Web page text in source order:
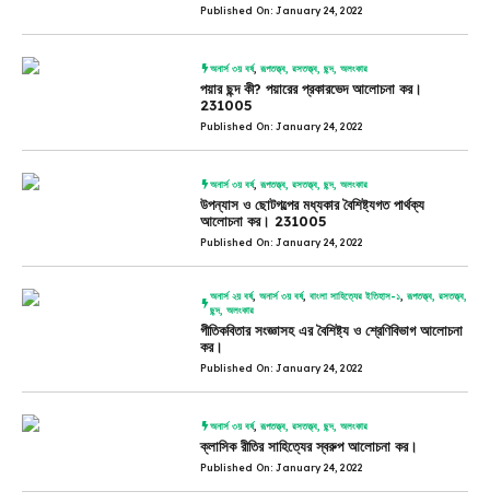
Published On: January 24, 2022
অনার্স ৩য় বর্ষ,রূপতত্ত্ব, রসতত্ত্ব, ছন্দ, অলংকার
পয়ার ছন্দ কী? পয়ারের প্রকারভেদ আলোচনা কর।
231005
Published On: January 24, 2022
অনার্স ৩য় বর্ষ,রূপতত্ত্ব, রসতত্ত্ব, ছন্দ, অলংকার
উপন্যাস ও ছোটগল্পের মধ্যকার বৈশিষ্ট্যগত পার্থক্য
আলোচনা কর। 231005
Published On: January 24, 2022
অনার্স ২য় বর্ষ,অনার্স ৩য় বর্ষ,বাংলা সাহিত্যের ইতিহাস-১ ,রূপতত্ত্ব, রসতত্ত্ব,
ছন্দ, অলংকার
গীতিকবিতার সংজ্ঞাসহ এর বৈশিষ্ট্য ও শ্রেণিবিভাগ আলোচনা
কর।
Published On: January 24, 2022
অনার্স ৩য় বর্ষ,রূপতত্ত্ব, রসতত্ত্ব, ছন্দ, অলংকার
ক্লাসিক রীতির সাহিত্যের স্বরুপ আলোচনা কর।
Published On: January 24, 2022